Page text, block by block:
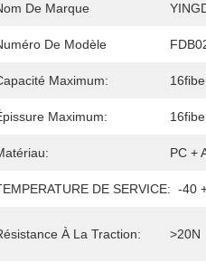
De Marque
De Modèle
Maximum:
Maximum:
PC +
DE SERVICE: -40
À La Traction: >20N